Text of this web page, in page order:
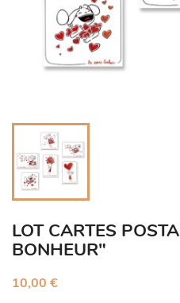
LOT CARTES
BONHEUR"
10,00 €